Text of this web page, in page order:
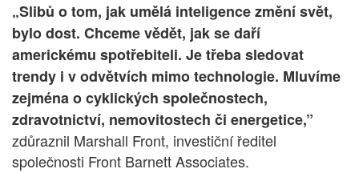
„Slibů o tom, jak umělá inteligence změní svět,
bylo dost. Chceme vědět, jak se daří
americkému spotřebiteli. Je třeba sledovat
trendy i v odvětvích mimo technologie. Mluvíme
zejména o cyklických společnostech,
zdravotnictví, nemovitostech či energetice,”
zdůraznil Marshall Front, investiční ředitel
společnosti Front Barnett Associates.